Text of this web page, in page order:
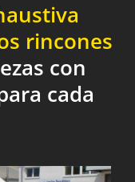
rincones
con
cada